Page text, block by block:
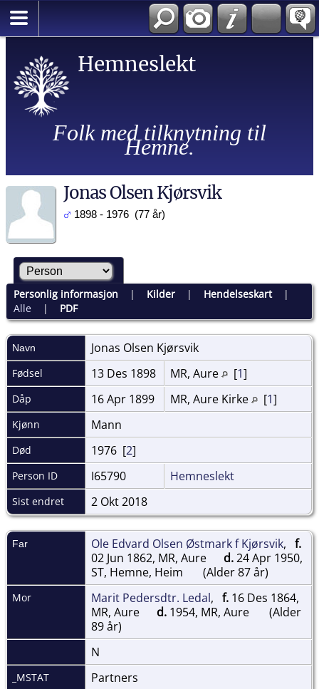
Hemneslekt
Folk med tilknytning til
Hemne.
Jonas Olsen Kjørsvik
1898 - 1976 (77 år)
Personlig informasjon | Kilder| Hendelseskart|
Alle| PDF
Navn Jonas Olsen Kjørsvik
Fødsel 13 Des 1898 MR, Aure [1]
Dåp 16 Apr 1899 MR, Aure Kirke [1]
Kjønn Mann
Død 1976 [2]
Person ID I65790 Hemneslekt
Sist endret 2 Okt 2018
Far Ole Edvard Olsen Østmark f Kjørsvik, f.
02 Jun 1862, MR, Aure
d.24 Apr 1950,
ST, Hemne, Heim
(Alder 87 år)
Mor Marit Pedersdtr. Ledal, f. 16 Des 1864,
MR, Aure
d. 1954, MR, Aure
(Alder
89 år)
N
_MSTAT Partners